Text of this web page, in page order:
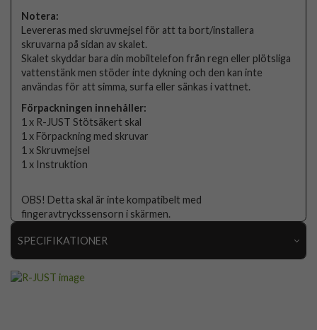
Notera:
Levereras med skruvmejsel för att ta bort/installera
skruvarna på sidan av skalet.
Skalet skyddar bara din mobiltelefon från regn eller plötsliga
vattenstänk men stöder inte dykning och den kan inte
användas för att simma, surfa eller sänkas i vattnet.
Förpackningen innehåller:
1 x R-JUST Stötsäkert skal
1 x Förpackning med skruvar
1 x Skruvmejsel
1 x Instruktion
OBS! Detta skal är inte kompatibelt med
fingeravtryckssensorn i skärmen.
SPECIFIKATIONER